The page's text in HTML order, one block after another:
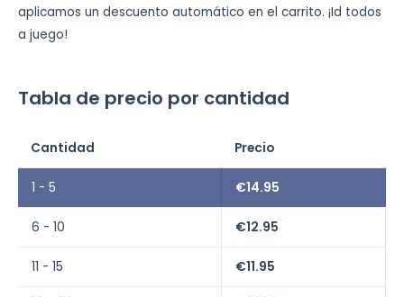
aplicamos un descuento automático en el carrito. ¡Id todos
a juego!
Tabla de precio por cantidad
Cantidad Precio
1 - 5 €14.95
6 - 10 €12.95
11 - 15 €11.95